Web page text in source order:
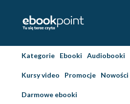
Kategorie Ebooki Audiobooki
Kursy video Promocje Nowości
Darmowe ebooki